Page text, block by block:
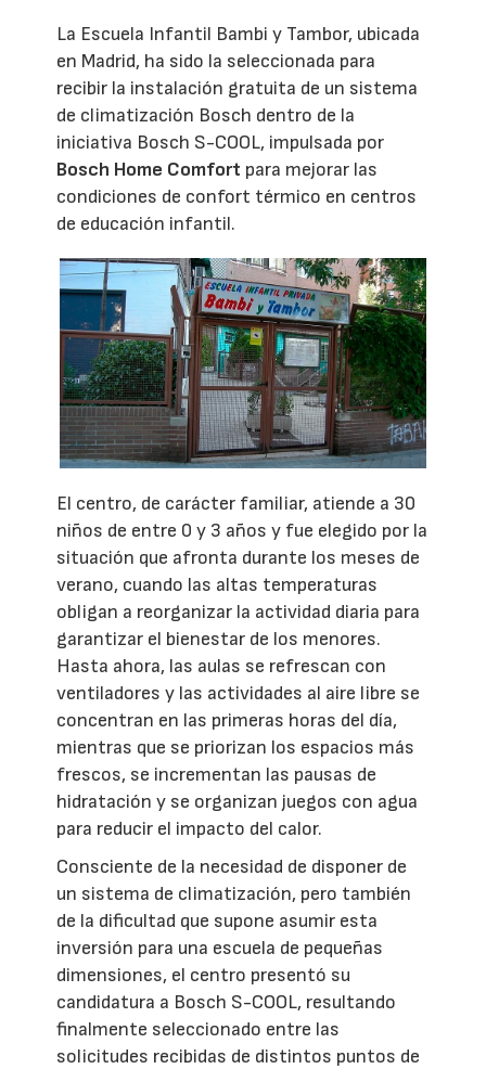
La Escuela Infantil Bambi y Tambor, ubicada
en Madrid, ha sido la seleccionada para
recibir la instalación gratuita de un sistema
de climatización Bosch dentro de la
iniciativa Bosch S-COOL, impulsada por
Bosch Home Comfort para mejorar las
condiciones de confort térmico en centros
de educación infantil.
El centro, de carácter familiar, atiende a 30
niños de entre 0 y 3 años y fue elegido por la
situación que afronta durante los meses de
verano, cuando las altas temperaturas
obligan a reorganizar la actividad diaria para
garantizar el bienestar de los menores.
Hasta ahora, las aulas se refrescan con
ventiladores y las actividades al aire libre se
concentran en las primeras horas del día,
mientras que se priorizan los espacios más
frescos, se incrementan las pausas de
hidratación y se organizan juegos con agua
para reducir el impacto del calor.
Consciente de la necesidad de disponer de
un sistema de climatización, pero también
de la dificultad que supone asumir esta
inversión para una escuela de pequeñas
dimensiones, el centro presentó su
candidatura a Bosch S-COOL, resultando
finalmente seleccionado entre las
solicitudes recibidas de distintos puntos de